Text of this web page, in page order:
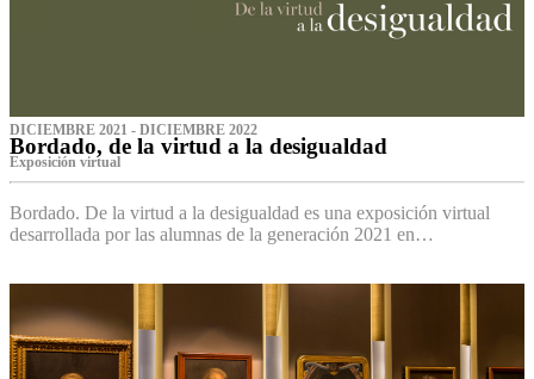
DICIEMBRE 2021 - DICIEMBRE 2022
Bordado, de la virtud a la desigualdad
Exposición virtual‌
Bordado. De la virtud a la desigualdad es una exposición virtual
desarrollada por las alumnas de la generación 2021 en…